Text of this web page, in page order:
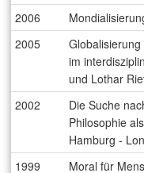
2006
2005
im
und Lothar
2002
Die Suche
Philosophie
Hamburg -
1999
Moral für